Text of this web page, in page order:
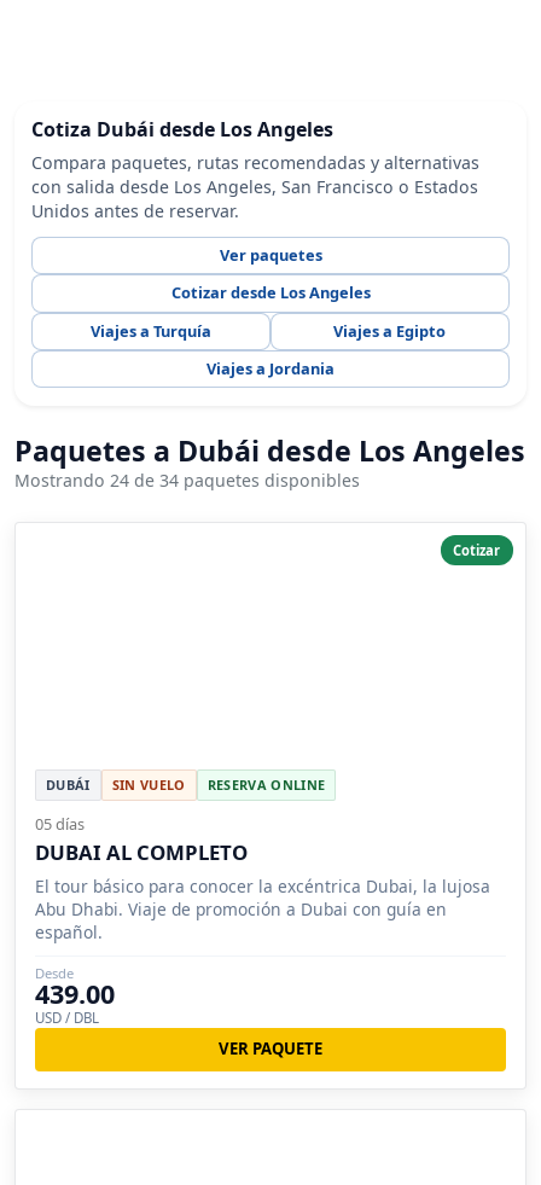
Cotiza Dubái desde Los Angeles
Compara paquetes, rutas recomendadas y alternativas
con salida desde Los Angeles, San Francisco o Estados
Unidos antes de reservar.
Ver paquetes
Cotizar desde Los Angeles
Viajes a Turquía
Viajes a Egipto
Viajes a Jordania
Paquetes a Dubái desde Los Angeles
Mostrando 24 de 34 paquetes disponibles
Cotizar
DUBÁI SIN VUELO RESERVA ONLINE
05 días
DUBAI AL COMPLETO
El tour básico para conocer la excéntrica Dubai, la lujosa
Abu Dhabi. Viaje de promoción a Dubai con guía en
español.
Desde
439.00
USD / DBL
VER PAQUETE